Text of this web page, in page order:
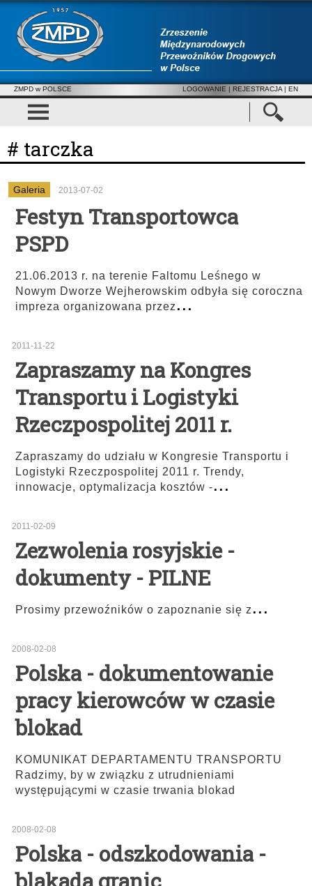
ZMPD w POLSCE LOGOWANIE | REJESTRACJA | EN
# tarczka
Galeria 2013-07-02
Festyn Transportowca
PSPD
21.06.2013 r. na terenie Faltomu Leśnego w
Nowym Dworze Wejherowskim odbyła się coroczna
impreza organizowana przez ...
2011-11-22
Zapraszamy na Kongres
Transportu i Logistyki
Rzeczpospolitej 2011 r.
Zapraszamy do udziału w Kongresie Transportu i
Logistyki Rzeczpospolitej 2011 r. Trendy,
innowacje, optymalizacja kosztów -...
2011-02-09
Zezwolenia rosyjskie -
dokumenty - PILNE
Prosimy przewoźników o zapoznanie się z ...
2008-02-08
Polska - dokumentowanie
pracy kierowców w czasie
blokad
KOMUNIKAT DEPARTAMENTU TRANSPORTU
Radzimy, by w związku z utrudnieniami
występującymi w czasie trwania blokad
2008-02-08
Polska - odszkodowania -